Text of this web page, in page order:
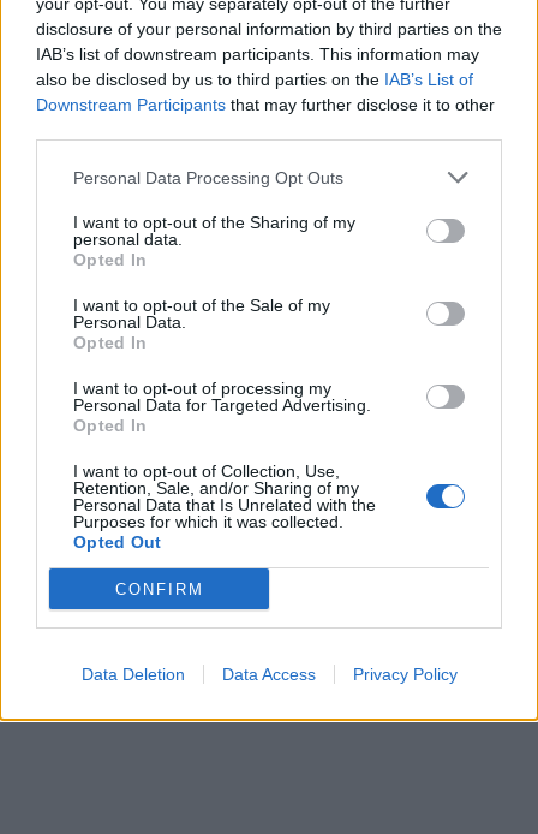
disclosure of your personal information by third parties on the
IAB’s list of downstream participants. This information may
also be disclosed by us to third parties on the IAB’s List of
Downstream Participants that may further disclose it to other
Personal Data Processing Opt Outs
I want to opt-out of the Sharing of my
personal data.
Opted In
I want to opt-out of the Sale of my
Personal Data.
Opted In
I want to opt-out of processing my
Personal Data for Targeted Advertising.
Opted In
I want to opt-out of Collection, Use,
Retention, Sale, and/or Sharing of my
Personal Data that Is Unrelated with the
Purposes for which it was collected.
Opted Out
CONFIRM
Data Deletion Data Access Privacy Policy
In evidenza